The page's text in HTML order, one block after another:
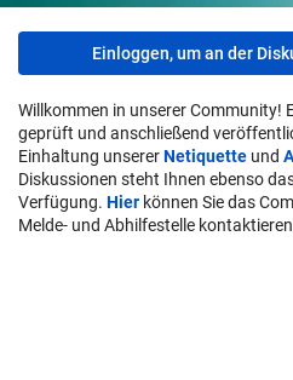
Einloggen, um an der
Willkommen in unserer Community!
geprüft und anschließend
Einhaltung unsererNetiquette und
Diskussionen steht Ihnen ebenso
Verfügung. Hier können Sie das
Melde- und Abhilfestelle